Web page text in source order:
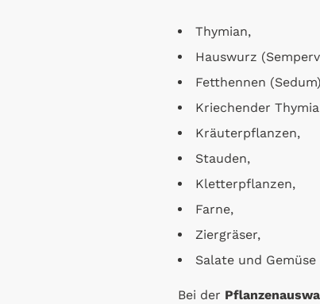
Thymian,
Hauswurz
Fetthennen
Kriechender
Kräuterpflanzen,
Stauden,
Kletterpflanzen,
Farne,
Ziergräser,
Salate und
Bei der